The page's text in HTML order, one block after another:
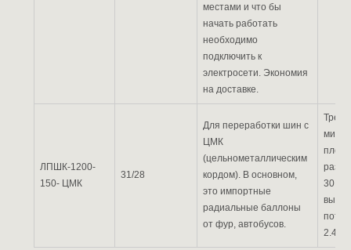
местами и что бы
начать работать
необходимо
подключить к
электросети. Экономия
на доставке.
ЛПШК-1200-
150- ЦМК
31/28
Для переработки шин с
ЦМК
(цельнометаллическим
кордом). В основном,
это импортные
радиальные баллоны
от фур, автобусов.
30
2.4-